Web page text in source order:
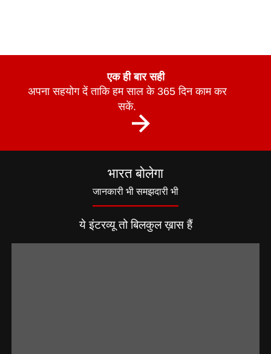
एक ही बार सही
अपना सहयोग दें ताकि हम साल के 365 दिन काम कर
सकें.
भारत बोलेगा
जानकारी भी समझदारी भी
ये इंटरव्यू तो बिलकुल ख़ास हैं